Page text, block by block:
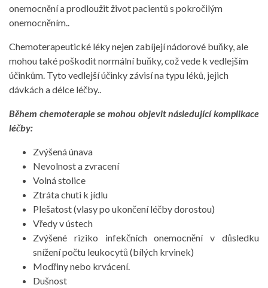
onemocnění a prodloužit život pacientů s pokročilým
onemocněním..
Chemoterapeutické léky nejen zabíjejí nádorové buňky, ale
mohou také poškodit normální buňky, což vede k vedlejším
účinkům. Tyto vedlejší účinky závisí na typu léků, jejich
dávkách a délce léčby..
Během chemoterapie se mohou objevit následující komplikace
léčby:
Zvýšená únava
Nevolnost a zvracení
Volná stolice
Ztráta chuti k jídlu
Plešatost (vlasy po ukončení léčby dorostou)
Vředy v ústech
Zvýšené riziko infekčních onemocnění v důsledku
snížení počtu leukocytů (bílých krvinek)
Modřiny nebo krvácení.
Dušnost